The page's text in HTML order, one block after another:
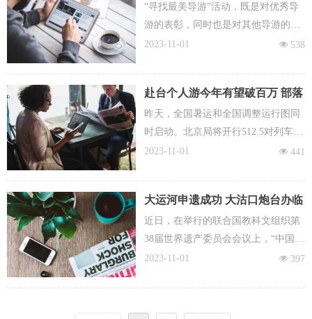
又对治理当前在线旅游乱象具有很强
的针对性，因此备受关注。
“寻找最美导游”活动，既是对优秀导
游的表彰，同时也是对其他导游的鞭
策;既是导游队伍的形象展示，也能让
넶 538
2023-11-01
赴台个人游今年有望破百万 部落
观光成新宠
昨天，全国暑运和全国调整运行图同
时启动。北京局将开行512.5对列车，
动车组列车开行数量达到全部开行列
时，为了方便旅客出行，北京还首次
在周末加开两趟去往哈尔滨西的“红
眼”高铁。
넶 441
2023-11-01
大运河申遗成功 大沽口炮台办临
展介绍发展历史
近日，在举行的联合国教科文组织第
38届世界遗产委员会会议上，“中国大
运河”被批准列入《世界遗产名录》，
特开辟了大型临展介绍大运河的发展
넶 397
2023-11-01